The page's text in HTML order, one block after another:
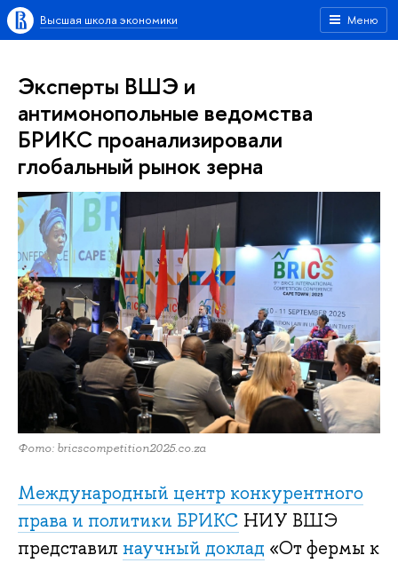
Меню
Высшая школа экономики
Эксперты ВШЭ и
антимонопольные ведомства
БРИКС проанализировали
глобальный рынок зерна
Фото: bricscompetition2025.co.za
Международный центр конкурентного
права и политики БРИКС НИУ ВШЭ
представил научный доклад «От фермы к